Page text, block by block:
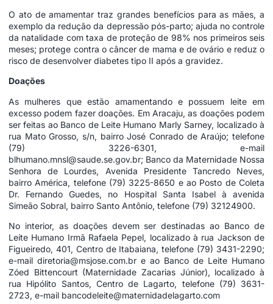
O ato de amamentar traz grandes benefícios para as mães, a
exemplo da redução da depressão pós-parto; ajuda no controle
da natalidade com taxa de proteção de 98% nos primeiros seis
meses; protege contra o câncer de mama e de ovário e reduz o
risco de desenvolver diabetes tipo II após a gravidez.
Doações
As mulheres que estão amamentando e possuem leite em
excesso podem fazer doações. Em Aracaju, as doações podem
ser feitas ao Banco de Leite Humano Marly Sarney, localizado à
rua Mato Grosso, s/n, bairro José Conrado de Araújo; telefone
(79) 3226-6301, e-mail
blhumano.mnsl@saude.se.gov.br; Banco da Maternidade Nossa
Senhora de Lourdes, Avenida Presidente Tancredo Neves,
bairro América, telefone (79) 3225-8650 e ao Posto de Coleta
Dr. Fernando Guedes, no Hospital Santa Isabel à avenida
Simeão Sobral, bairro Santo Antônio, telefone (79) 32124900.
No interior, as doações devem ser destinadas ao Banco de
Leite Humano Irmã Rafaela Pepel, localizado à rua Jackson de
Figueiredo, 401, Centro de Itabaiana, telefone (79) 3431-2290;
e-mail diretoria@msjose.com.br e ao Banco de Leite Humano
Zóed Bittencourt (Maternidade Zacarias Júnior), localizado à
rua Hipólito Santos, Centro de Lagarto, telefone (79) 3631-
2723, e-mail bancodeleite@maternidadelagarto.com